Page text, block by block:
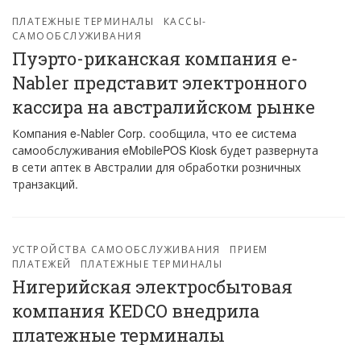
ПЛАТЕЖНЫЕ ТЕРМИНАЛЫ
КАССЫ-
САМООБСЛУЖИВАНИЯ
Пуэрто-риканская компания e-
Nabler представит электронного
кассира на австралийском рынке
Компания e-Nabler Corp. сообщила, что ее система
самообслуживания eMobilePOS Kiosk будет развернута
в сети аптек в Австралии для обработки розничных
транзакций.
УСТРОЙСТВА САМООБСЛУЖИВАНИЯ
ПРИЕМ
ПЛАТЕЖЕЙ
ПЛАТЕЖНЫЕ ТЕРМИНАЛЫ
Нигерийская электросбытовая
компания KEDCO внедрила
платежные терминалы